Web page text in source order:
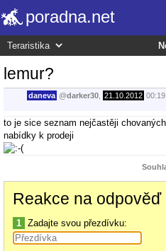
poradna.net
lemur?
daneva @darker30 21.10.2012 00:19
to je sice seznam nejčastěji
nabídky k prodeji
Reakce na odpověď
1 Zadajte svou přezdívku: